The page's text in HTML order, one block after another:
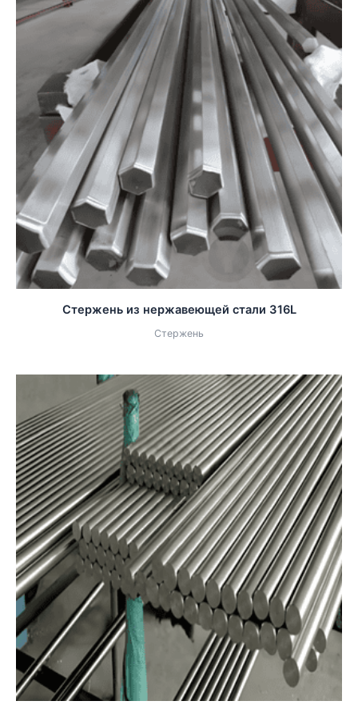
Стержень из нержавеющей стали 316L
Стержень